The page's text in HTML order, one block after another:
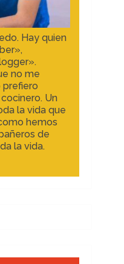
Hay quien
no me
prefiero
Un
la vida que
hemos
de
la vida.